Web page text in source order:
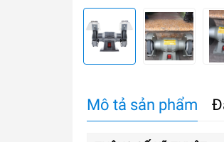
Mô tả sản phẩm